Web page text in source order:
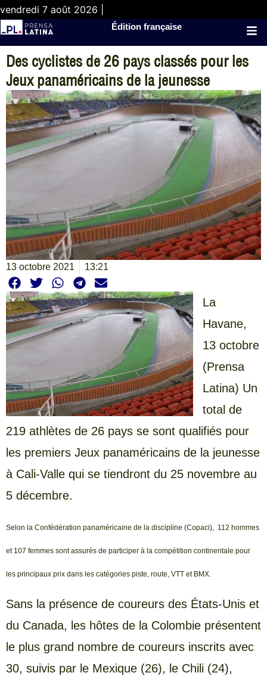
vendredi 7 août 2026 |
Édition française
Des cyclistes de 26 pays classés pour les
Jeux panaméricains de la jeunesse
13 octobre 2021 13:21
La
Havane,
13 octobre
(Prensa
Latina) Un
total de
219 athlètes de 26 pays se sont qualifiés pour
les premiers Jeux panaméricains de la jeunesse
à Cali-Valle qui se tiendront du 25 novembre au
5 décembre.
Selon la Confédération panaméricaine de la discipline (Copaci), 112 hommes
et 107 femmes sont assurés de participer à la compétition continentale pour
les principaux prix dans les catégories piste, route, VTT et BMX.
Sans la présence de coureurs des États-Unis et
du Canada, les hôtes de la Colombie présentent
le plus grand nombre de coureurs inscrits avec
30, suivis par le Mexique (26), le Chili (24),